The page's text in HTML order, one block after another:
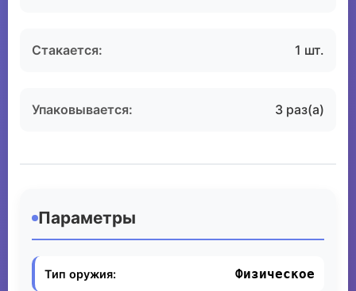
Стакается: 1 шт.
Упаковывается: 3 раз(а)
Параметры
Тип оружия: Физическое